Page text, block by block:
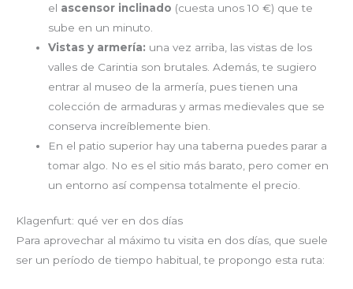
el ascensor inclinado (cuesta unos 10 €) que te
sube en un minuto.
Vistas y armería: una vez arriba, las vistas de los
valles de Carintia son brutales. Además, te sugiero
entrar al museo de la armería, pues tienen una
colección de armaduras y armas medievales que se
conserva increíblemente bien.
En el patio superior hay una taberna puedes parar a
tomar algo. No es el sitio más barato, pero comer en
un entorno así compensa totalmente el precio.
Klagenfurt: qué ver en dos días
Para aprovechar al máximo tu visita en dos días, que suele
ser un período de tiempo habitual, te propongo esta ruta: